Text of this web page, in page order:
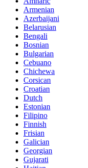
Armenian
Azerbaijani
Belarusian
Bengali
Bosnian
Bulgarian
Cebuano
Chichewa
Corsican
Croatian
Dutch
Estonian
Filipino
Finnish
Frisian
Galician
Georgian
Gujarati